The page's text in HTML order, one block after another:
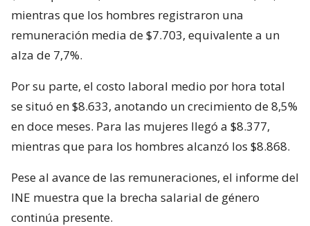
mientras que los hombres registraron una
remuneración media de $7.703, equivalente a un
alza de 7,7%.
Por su parte, el costo laboral medio por hora total
se situó en $8.633, anotando un crecimiento de 8,5%
en doce meses. Para las mujeres llegó a $8.377,
mientras que para los hombres alcanzó los $8.868.
Pese al avance de las remuneraciones, el informe del
INE muestra que la brecha salarial de género
continúa presente.